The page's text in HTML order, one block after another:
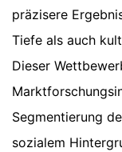
präzisere
Tiefe als auch
Dieser
Segmentierung
sozialem